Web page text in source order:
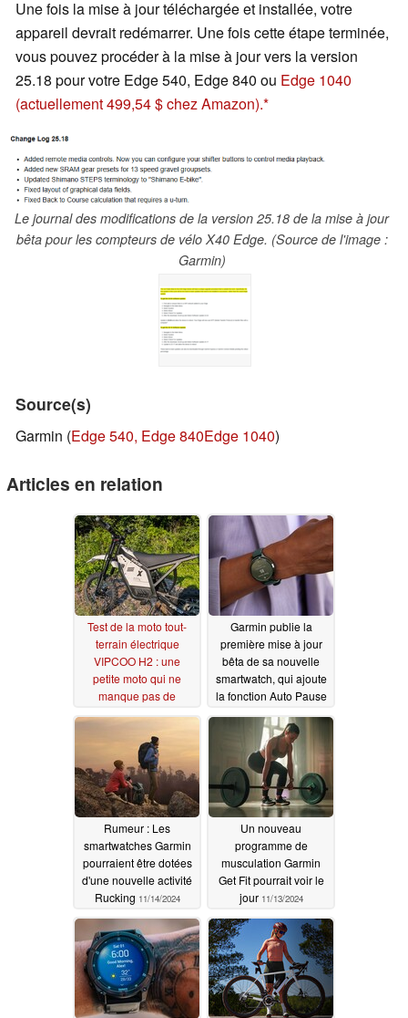
Une fois la mise à jour téléchargée et installée, votre
appareil devrait redémarrer. Une fois cette étape terminée,
vous pouvez procéder à la mise à jour vers la version
25.18 pour votre Edge 540, Edge 840 ou Edge 1040
(actuellement 499,54 $ chez Amazon).
Le journal des modifications de la version 25.18 de la mise à jour
bêta pour les compteurs de vélo X40 Edge. (Source de l'image :
Garmin)
Source(s)
Garmin (Edge 540, Edge 840Edge 1040)
Articles en relation
Test de la moto tout-
terrain électrique
VIPCOO H2 : une
petite moto qui ne
manque pas de
puissance 06/27/2026
Garmin publie la
première mise à jour
bêta de sa nouvelle
smartwatch, qui ajoute
la fonction Auto Pause
11/14/2024
Rumeur : Les
smartwatches Garmin
pourraient être dotées
d'une nouvelle activité
Rucking 11/14/2024
Un nouveau
programme de
musculation Garmin
Get Fit pourrait voir le
jour 11/13/2024